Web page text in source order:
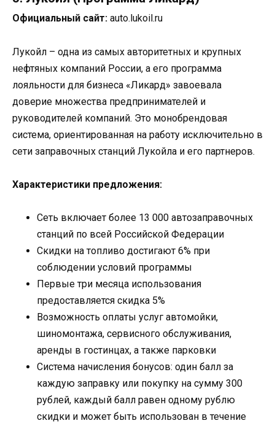
Официальный сайт: auto.lukoil.ru
Лукойл – одна из самых авторитетных и крупных
нефтяных компаний России, а его программа
лояльности для бизнеса «Ликард» завоевала
доверие множества предпринимателей и
руководителей компаний. Это монобрендовая
система, ориентированная на работу исключительно в
сети заправочных станций Лукойла и его партнеров.
Характеристики предложения:
Сеть включает более 13 000 автозаправочных
станций по всей Российской Федерации
Скидки на топливо достигают 6% при
соблюдении условий программы
Первые три месяца использования
предоставляется скидка 5%
Возможность оплаты услуг автомойки,
шиномонтажа, сервисного обслуживания,
аренды в гостинцах, а также парковки
Система начисления бонусов: один балл за
каждую заправку или покупку на сумму 300
рублей, каждый балл равен одному рублю
скидки и может быть использован в течение